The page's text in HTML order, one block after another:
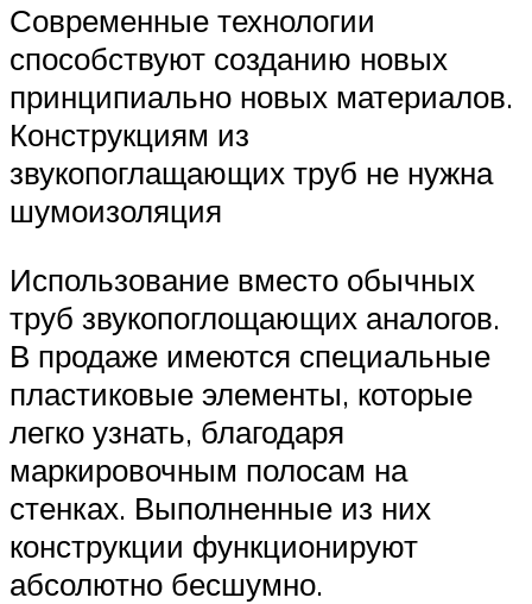
Современные технологии
способствуют созданию новых
принципиально новых материалов.
Конструкциям из
звукопоглащающих труб не нужна
шумоизоляция
Использование вместо обычных
труб звукопоглощающих аналогов.
В продаже имеются специальные
пластиковые элементы, которые
легко узнать, благодаря
маркировочным полосам на
стенках. Выполненные из них
конструкции функционируют
абсолютно бесшумно.